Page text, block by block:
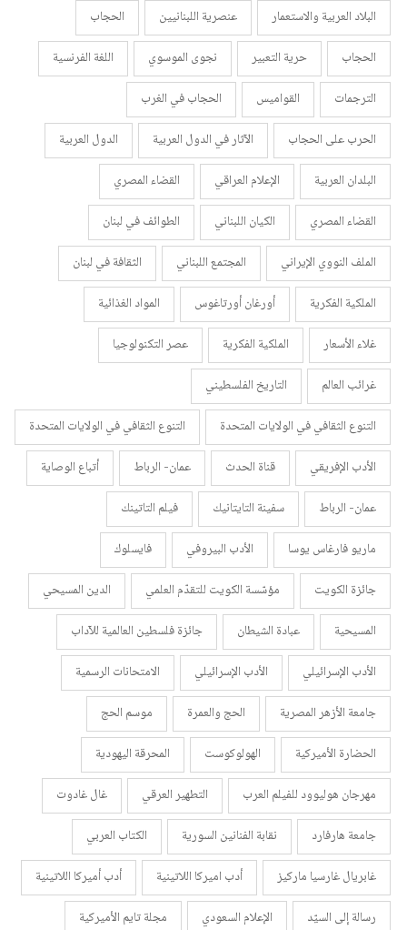
البلاد العربية والاستعمار
عنصرية اللبنانيين
الحجاب
الحجاب
حرية التعبير نجوى الموسوي
اللغة الفرنسية
الترجمات
القواميس
الحجاب في الغرب
الحرب على الحجاب
الآثار في الدول العربية
الدول العربية
البلدان العربية
الإعلام العراقي
القضاء المصري
القضاء المصري
الكيان اللبناني
الطوائف في لبنان
الملف النووي الإيراني
المجتمع اللبناني
الثقافة في لبنان
الملكية الفكرية
أورغان أورتاغوس
المواد الغذائية
غلاء الأسعار
الملكية الفكرية
عصر التكنولوجيا
غرائب العالم
التاريخ الفلسطيني
التنوع الثقافي في الولايات المتحدة
التنوع الثقافي في الولايات المتحدة
الأدب الإفريقي
قناة الحدث عمان- الرباط
أتباع الوصاية
عمان- الرباط
سفينة التايتانيك
فيلم التاتينك
ماريو فارغاس يوسا
الأدب البيروفي
فايسلوك
جائزة الكويت
مؤسّسة الكويت للتقدّم العلمي
الدين المسيحي
المسيحية
عبادة الشيطان
جائزة فلسطين العالمية للآداب
الأدب الإسرائيلي
الأدب الإسرائيلي
الامتحانات الرسمية
جامعة الأزهر المصرية
الحج والعمرة
موسم الحج
الحضارة الأميركية
الهولوكوست
المحرقة اليهودية
مهرجان هوليوود للفيلم العرب
التطهير العرقي
غال غادوت
جامعة هارفارد
نقابة الفنانين السورية
الكتاب العربي
غابريال غارسيا ماركيز
أدب اميركا اللاتينية
أدب أميركا اللاتينية
رسالة إلى السيّد
الإعلام السعودي
مجلة تايم الأميركية